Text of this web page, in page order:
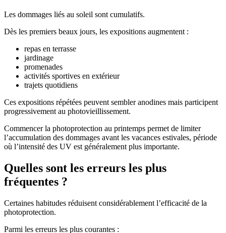
Les dommages liés au soleil sont cumulatifs.
Dès les premiers beaux jours, les expositions augmentent :
repas en terrasse
jardinage
promenades
activités sportives en extérieur
trajets quotidiens
Ces expositions répétées peuvent sembler anodines mais participent
progressivement au photovieillissement.
Commencer la photoprotection au printemps permet de limiter
l’accumulation des dommages avant les vacances estivales, période
où l’intensité des UV est généralement plus importante.
Quelles sont les erreurs les plus
fréquentes ?
Certaines habitudes réduisent considérablement l’efficacité de la
photoprotection.
Parmi les erreurs les plus courantes :